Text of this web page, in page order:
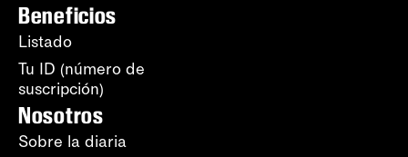
Beneficios
Listado
Tu ID (número de
suscripción)
Nosotros
Sobre la diaria